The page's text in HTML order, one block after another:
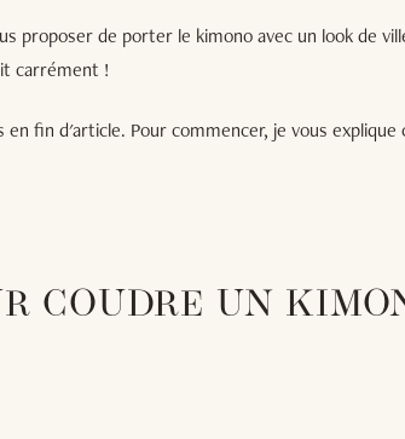
proposer de porter le kimono avec un look de
carrément !
en fin d'article. Pour commencer, je vous explique
COUDRE UN